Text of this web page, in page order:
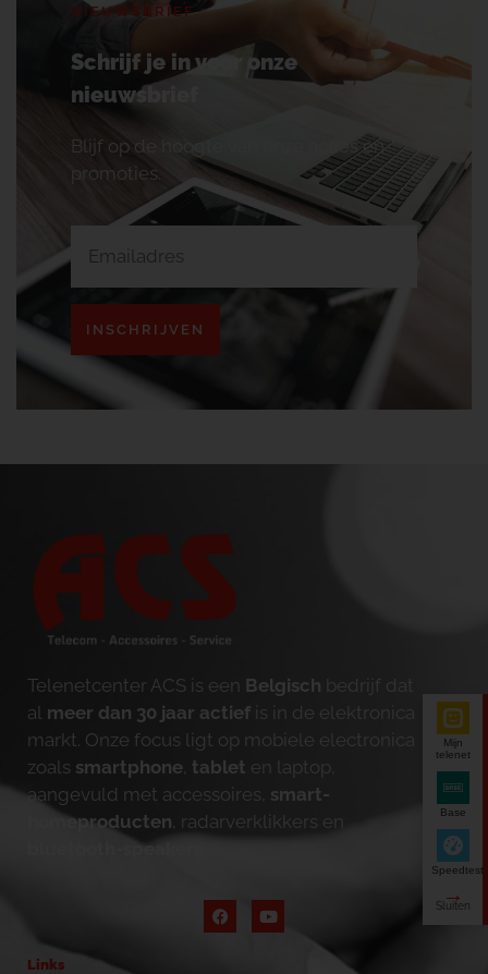
NIEUWSBRIEF
Schrijf je in voor onze
nieuwsbrief
Blijf op de hoogte van onze acties en
promoties.
INSCHRIJVEN
Telenetcenter ACS is een Belgisch bedrijf dat
al meer dan 30 jaar actief is in de elektronica
markt. Onze focus ligt op mobiele electronica
zoals smartphone tablet en laptop,
aangevuld met accessoires, smart-
homeproducten , radarverklikkers en
bluetooth-speakers
Links
Mijn
telenet
Base
Speedtest